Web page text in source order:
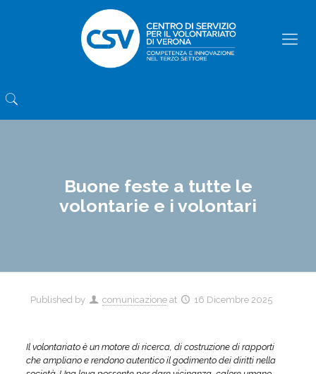
Buone feste a tutte le
volontarie e i volontari
Published by comunicazione at 16 Dicembre 2025
Il volontariato è un motore di ricerca, di costruzione di rapporti
che ampliano e rendono autentico il godimento dei diritti nella